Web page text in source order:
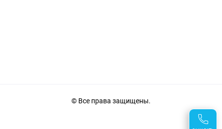
© Все права защищены.